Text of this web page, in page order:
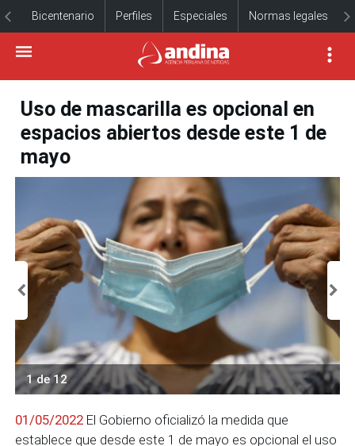
Bicentenario Perfiles Especiales Normas legales
Uso de mascarilla es opcional en
espacios abiertos desde este 1 de
mayo
1 de 12
01/05/2022 El Gobierno oficializó la medida que
establece que desde este 1 de mayo es opcional el uso